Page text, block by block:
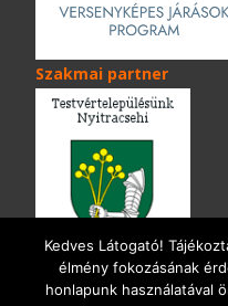
Szakmai partner
Kedves Látogató!
élmény fokozásának
honlapunk használatával